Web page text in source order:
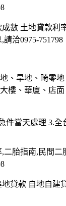
數 土地貸款利
洽0975-751798
、旱地、畸零
樓、華廈、店
件當天處理 3.
二胎指南,民間二
貸款 自地自建